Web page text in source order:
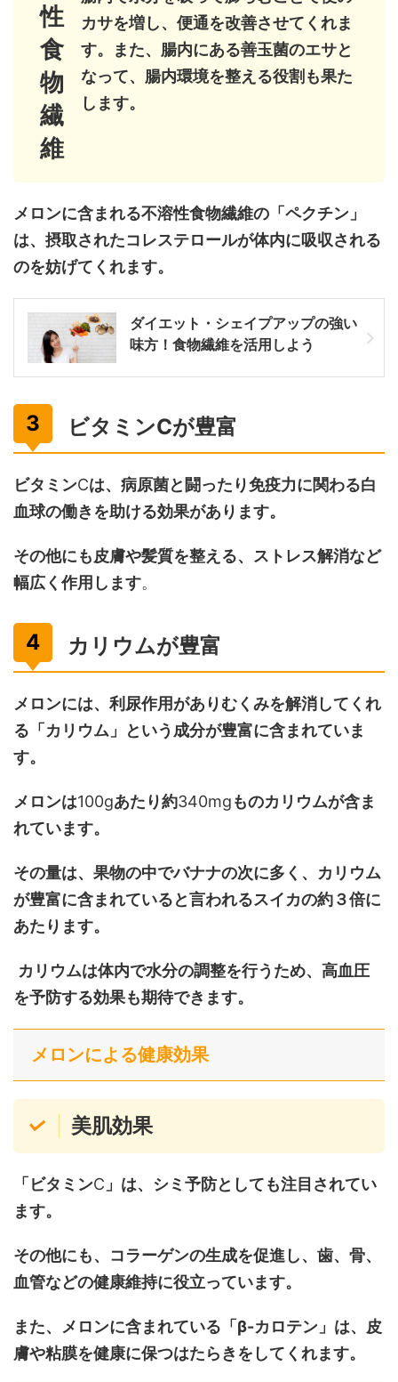
性
食
物
繊
維
カサを増し、便通を改善させてくれま
す。また、腸内にある善玉菌のエサと
なって、腸内環境を整える役割も果た
します。
メロンに含まれる不溶性食物繊維の「ペクチン」
は、摂取されたコレステロールが体内に吸収される
のを妨げてくれます。
ダイエット・シェイプアップの強い
味方！食物繊維を活用しよう
ビタミンCが豊富
ビタミンCは、病原菌と闘ったり免疫力に関わる白
血球の働きを助ける効果があります。
その他にも皮膚や髪質を整える、ストレス解消など
幅広く作用します。
カリウムが豊富
メロンには、利尿作用がありむくみを解消してくれ
る「カリウム」という成分が豊富に含まれていま
す。
メロンは100gあたり約340mgものカリウムが含ま
れています。
その量は、果物の中でバナナの次に多く、カリウム
が豊富に含まれていると言われるスイカの約３倍に
あたります。
カリウムは体内で水分の調整を行うため、高血圧
を予防する効果も期待できます。
メロンによる健康効果
美肌効果
「ビタミンC 」は、シミ予防としても注目されてい
ます。
その他にも、コラーゲンの生成を促進し、歯、骨、
血管などの健康維持に役立っています。
また、メロンに含まれている「β-カロテン」は、皮
膚や粘膜を健康に保つはたらきをしてくれます。